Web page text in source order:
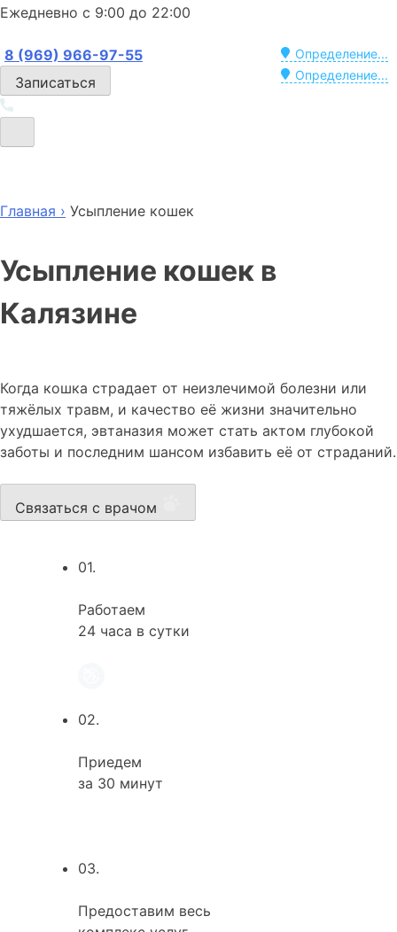
Ежедневно с 9:00 до 22:00
Определение...
8 (969) 966-97-55
Определение...
Записаться
Главная › Усыпление кошек
Усыпление кошек в
Калязине
Когда кошка страдает от неизлечимой болезни или
тяжёлых травм, и качество её жизни значительно
ухудшается, эвтаназия может стать актом глубокой
заботы и последним шансом избавить её от страданий.
Связаться с врачом
01.
Работаем
24 часа в сутки
02.
Приедем
за 30 минут
03.
Предоставим весь